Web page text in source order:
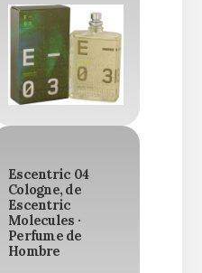
Escentric 04
Cologne, de
Escentric
Molecules ·
Perfume de
Hombre